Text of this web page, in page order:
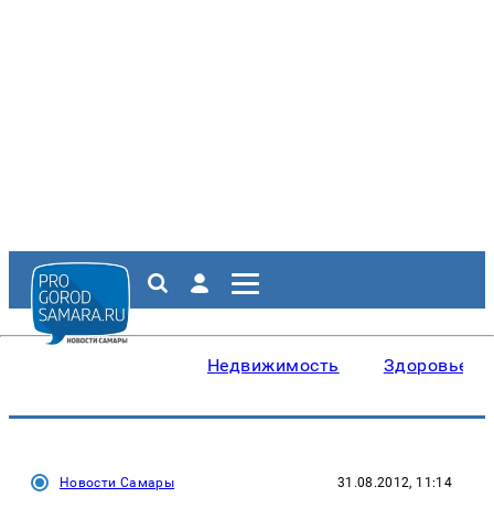
Недвижимость Здоровье
Новости Самары 31.08.2012, 11:14